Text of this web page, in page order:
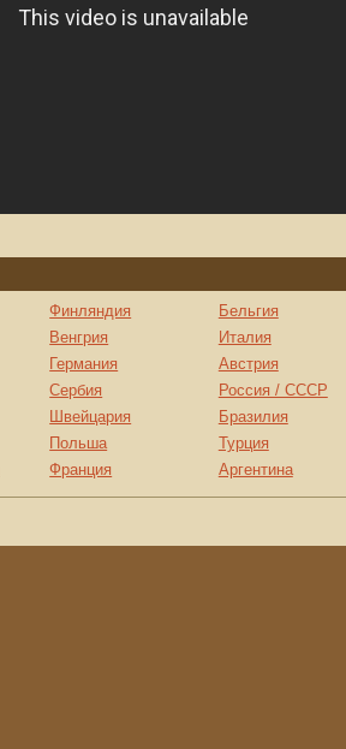
Финляндия
Венгрия
Германия
Сербия
Швейцария
Польша
Франция
Бельгия
Италия
Австрия
Россия / СССР
Бразилия
Турция
Аргентина